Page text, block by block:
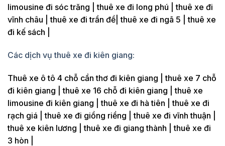
limousine đi sóc trăng | thuê xe đi long phú | thuê xe đi
vĩnh châu | thuê xe đi trần đề| thuê xe đi ngã 5 | thuê xe
đi kế sách |
Các dịch vụ thuê xe đi kiên giang:
Thuê xe ô tô 4 chỗ cần thơ đi kiên giang | thuê xe 7 chỗ
đi kiên giang | thuê xe 16 chỗ đi kiên giang | thuê xe
limousine đi kiên giang | thuê xe đi hà tiên | thuê xe đi
rạch giá | thuê xe đi giồng riềng | thuê xe đi vĩnh thuận |
thuê xe kiên lương | thuê xe đi giang thành | thuê xe đi
3 hòn |